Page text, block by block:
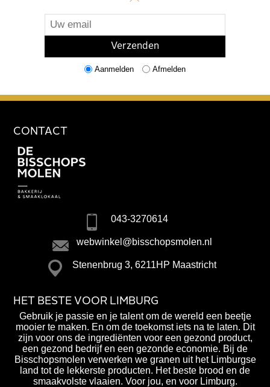
Aanmelden Afmelden
CONTACT
043-3270614
webwinkel@bisschopsmolen.nl
Stenenbrug 3, 6211HP Maastricht
HET BESTE VOOR LIMBURG
Gebruik je passie en je talent om de wereld een beetje
mooier te maken. En om de toekomst iets na te laten. Dit
zijn voor ons de ingrediënten voor een gezond product,
een gezond bedrijf en een gezonde economie. Bij de
Bisschopsmolen verwerken we granen uit het Limburgse
land tot de lekkerste producten. Het beste brood en de
smaakvolste vlaaien. Voor jou, en voor Limburg.